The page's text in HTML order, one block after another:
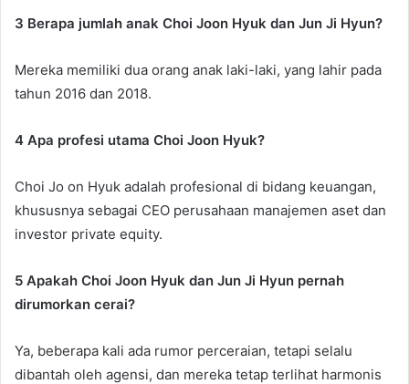
3 Berapa jumlah anak Choi Joon Hyuk dan Jun Ji Hyun?
Mereka memiliki dua orang anak laki-laki, yang lahir pada
tahun 2016 dan 2018.
4 Apa profesi utama Choi Joon Hyuk?
Choi Jo on Hyuk adalah profesional di bidang keuangan,
khususnya sebagai CEO perusahaan manajemen aset dan
investor private equity.
5 Apakah Choi Joon Hyuk dan Jun Ji Hyun pernah
dirumorkan cerai?
Ya, beberapa kali ada rumor perceraian, tetapi selalu
dibantah oleh agensi, dan mereka tetap terlihat harmonis